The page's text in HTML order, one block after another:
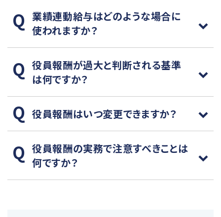
業績連動給与はどのような場合に
使われますか？
役員報酬が過大と判断される基準
は何ですか？
役員報酬はいつ変更できますか？
役員報酬の実務で注意すべきことは
何ですか？